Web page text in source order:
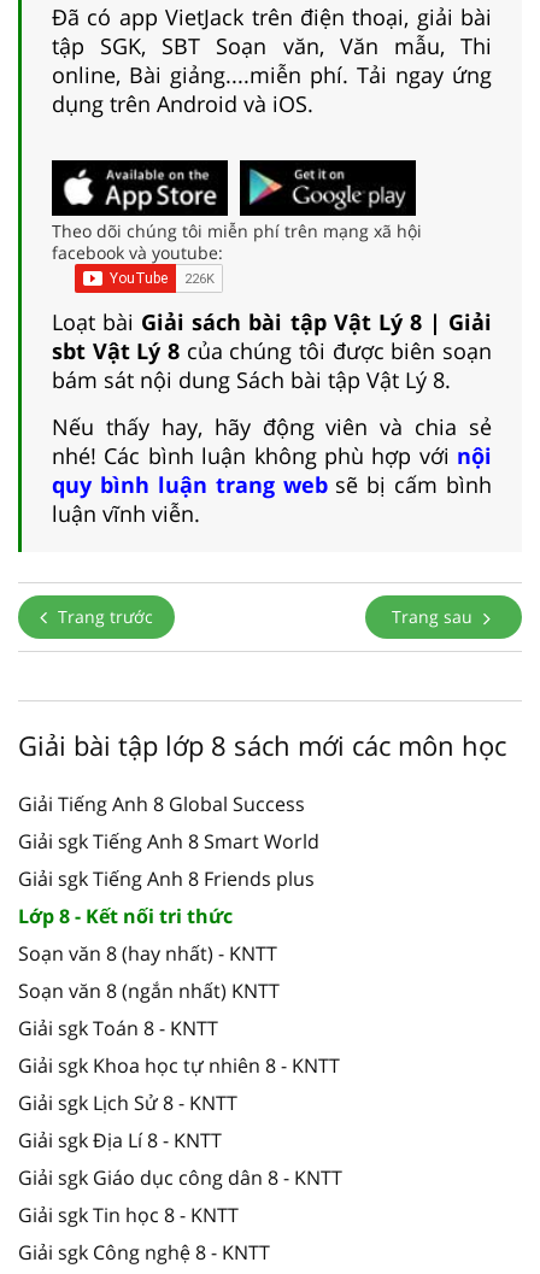
Đã có app VietJack trên điện thoại, giải bài
tập SGK, SBT Soạn văn, Văn mẫu, Thi
online, Bài giảng....miễn phí. Tải ngay ứng
dụng trên Android và iOS.
Theo dõi chúng tôi miễn phí trên mạng xã hội
facebook và youtube:
Loạt bài Giải sách bài tập Vật Lý 8 | Giải
sbt Vật Lý 8 của chúng tôi được biên soạn
bám sát nội dung Sách bài tập Vật Lý 8.
Nếu thấy hay, hãy động viên và chia sẻ
nhé! Các bình luận không phù hợp với nội
quy bình luận trang websẽ bị cấm bình
luận vĩnh viễn.
Trang trước Trang sau
Giải bài tập lớp 8 sách mới các môn học
Giải Tiếng Anh 8 Global Success
Giải sgk Tiếng Anh 8 Smart World
Giải sgk Tiếng Anh 8 Friends plus
Lớp 8 - Kết nối tri thức
Soạn văn 8 (hay nhất) - KNTT
Soạn văn 8 (ngắn nhất) KNTT
Giải sgk Toán 8 - KNTT
Giải sgk Khoa học tự nhiên 8 - KNTT
Giải sgk Lịch Sử 8 - KNTT
Giải sgk Địa Lí 8 - KNTT
Giải sgk Giáo dục công dân 8 - KNTT
Giải sgk Tin học 8 - KNTT
Giải sgk Công nghệ 8 - KNTT